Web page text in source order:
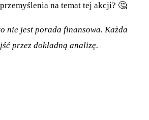
na temat tej akcji? 🤔
nie jest porada finansowa. Każda
przez dokładną analizę.